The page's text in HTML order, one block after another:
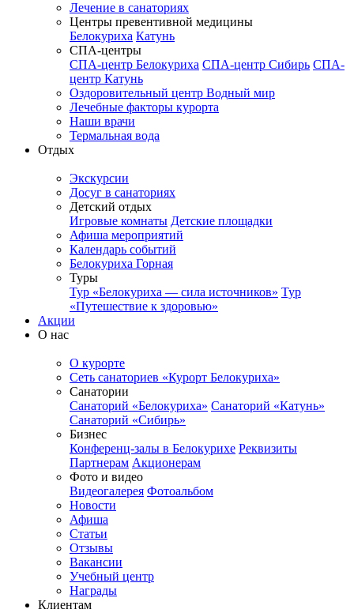
Лечение в санаториях
Центры превентивной медицины
Белокуриха Катунь
СПА-центры
СПА-центр Белокуриха СПА-центр Сибирь СПА-
центр Катунь
Оздоровительный центр Водный мир
Лечебные факторы курорта
Наши врачи
Термальная вода
Отдых
Экскурсии
Досуг в санаториях
Детский отдых
Игровые комнаты Детские площадки
Афиша мероприятий
Календарь событий
Белокуриха Горная
Туры
Тур «Белокуриха — сила источников» Тур
«Путешествие к здоровью»
Акции
О нас
О курорте
Сеть санаториев «Курорт Белокуриха»
Санатории
Санаторий «Белокуриха» Санаторий «Катунь»
Санаторий «Сибирь»
Бизнес
Конференц-залы в Белокурихе Реквизиты
Партнерам Акционерам
Фото и видео
Видеогалерея Фотоальбом
Новости
Афиша
Статьи
Отзывы
Вакансии
Учебный центр
Награды
Клиентам